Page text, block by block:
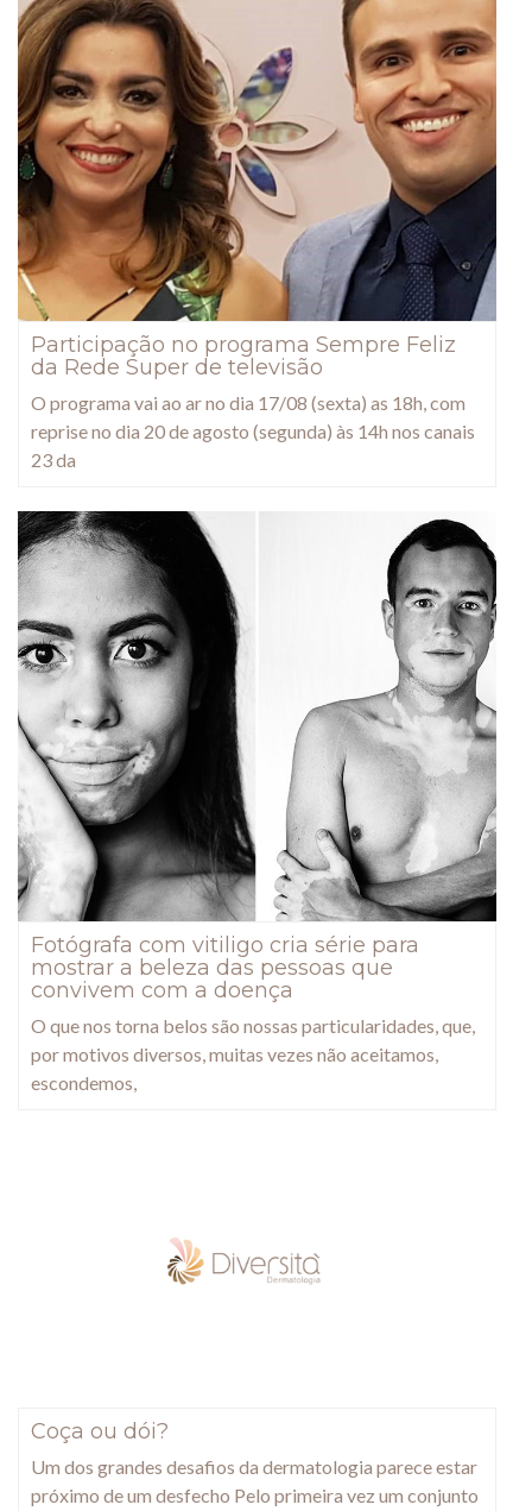
Participação no programa Sempre Feliz
da Rede Super de televisão
O programa vai ao ar no dia 17/08 (sexta) as 18h, com
reprise no dia 20 de agosto (segunda) às 14h nos canais
23 da
Fotógrafa com vitiligo cria série para
mostrar a beleza das pessoas que
convivem com a doença
O que nos torna belos são nossas particularidades, que,
por motivos diversos, muitas vezes não aceitamos,
escondemos,
Coça ou dói?
Um dos grandes desafios da dermatologia parece estar
próximo de um desfecho Pelo primeira vez um conjunto